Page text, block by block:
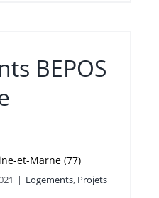
BEPOS
et-Marne (77)
| Logements, Projets